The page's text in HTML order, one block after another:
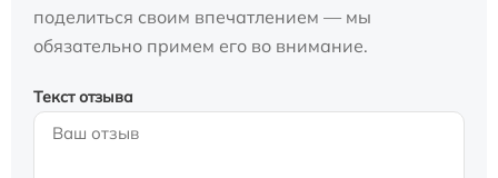
поделиться своим впечатлением — мы
обязательно примем его во внимание.
Текст отзыва